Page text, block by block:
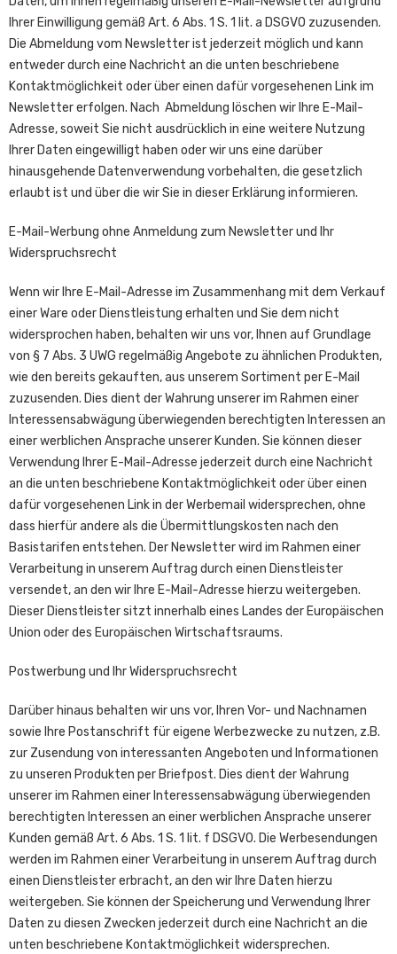
Ihrer Einwilligung gemäß Art. 6 Abs. 1 S. 1 lit. a DSGVO zuzusenden.
Die Abmeldung vom Newsletter ist jederzeit möglich und kann
entweder durch eine Nachricht an die unten beschriebene
Kontaktmöglichkeit oder über einen dafür vorgesehenen Link im
Newsletter erfolgen. Nach Abmeldung löschen wir Ihre E-Mail-
Adresse, soweit Sie nicht ausdrücklich in eine weitere Nutzung
Ihrer Daten eingewilligt haben oder wir uns eine darüber
hinausgehende Datenverwendung vorbehalten, die gesetzlich
erlaubt ist und über die wir Sie in dieser Erklärung informieren.
E-Mail-Werbung ohne Anmeldung zum Newsletter und Ihr
Widerspruchsrecht
Wenn wir Ihre E-Mail-Adresse im Zusammenhang mit dem Verkauf
einer Ware oder Dienstleistung erhalten und Sie dem nicht
widersprochen haben, behalten wir uns vor, Ihnen auf Grundlage
von § 7 Abs. 3 UWG regelmäßig Angebote zu ähnlichen Produkten,
wie den bereits gekauften, aus unserem Sortiment per E-Mail
zuzusenden. Dies dient der Wahrung unserer im Rahmen einer
Interessensabwägung überwiegenden berechtigten Interessen an
einer werblichen Ansprache unserer Kunden. Sie können dieser
Verwendung Ihrer E-Mail-Adresse jederzeit durch eine Nachricht
an die unten beschriebene Kontaktmöglichkeit oder über einen
dafür vorgesehenen Link in der Werbemail widersprechen, ohne
dass hierfür andere als die Übermittlungskosten nach den
Basistarifen entstehen. Der Newsletter wird im Rahmen einer
Verarbeitung in unserem Auftrag durch einen Dienstleister
versendet, an den wir Ihre E-Mail-Adresse hierzu weitergeben.
Dieser Dienstleister sitzt innerhalb eines Landes der Europäischen
Union oder des Europäischen Wirtschaftsraums.
Postwerbung und Ihr Widerspruchsrecht
Darüber hinaus behalten wir uns vor, Ihren Vor- und Nachnamen
sowie Ihre Postanschrift für eigene Werbezwecke zu nutzen, z.B.
zur Zusendung von interessanten Angeboten und Informationen
zu unseren Produkten per Briefpost. Dies dient der Wahrung
unserer im Rahmen einer Interessensabwägung überwiegenden
berechtigten Interessen an einer werblichen Ansprache unserer
Kunden gemäß Art. 6 Abs. 1 S. 1 lit. f DSGVO. Die Werbesendungen
werden im Rahmen einer Verarbeitung in unserem Auftrag durch
einen Dienstleister erbracht, an den wir Ihre Daten hierzu
weitergeben. Sie können der Speicherung und Verwendung Ihrer
Daten zu diesen Zwecken jederzeit durch eine Nachricht an die
unten beschriebene Kontaktmöglichkeit widersprechen.